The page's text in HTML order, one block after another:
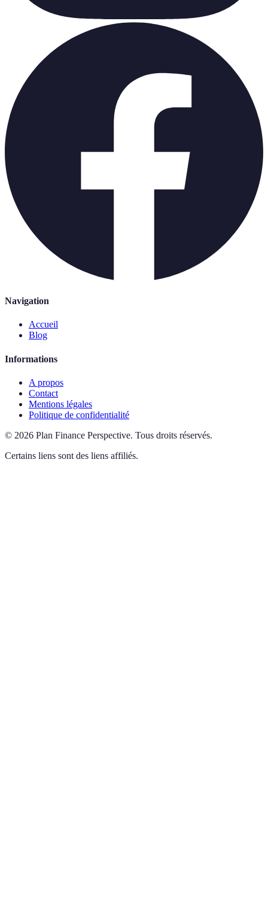
Navigation
Accueil
Blog
Informations
A propos
Contact
Mentions légales
Politique de confidentialité
© 2026 Plan Finance Perspective. Tous droits réservés.
Certains liens sont des liens affiliés.